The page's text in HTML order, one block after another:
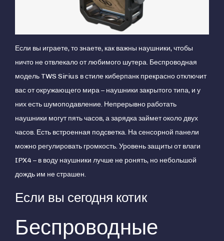
Если вы играете, то знаете, как важны наушники, чтобы
ничто не отвлекало от любимого шутера. Беспроводная
модель TWS Sirius в стиле киберпанк прекрасно отключит
вас от окружающего мира – наушники закрытого типа, и у
них есть шумоподавление. Непрерывно работать
наушники могут пять часов, а зарядка займет около двух
часов. Есть встроенная подсветка. На сенсорной панели
можно регулировать громкость. Уровень защиты от влаги
IPX4 – в воду наушники лучше не ронять, но небольшой
дождь им не страшен.
Если вы сегодня котик
Беспроводные